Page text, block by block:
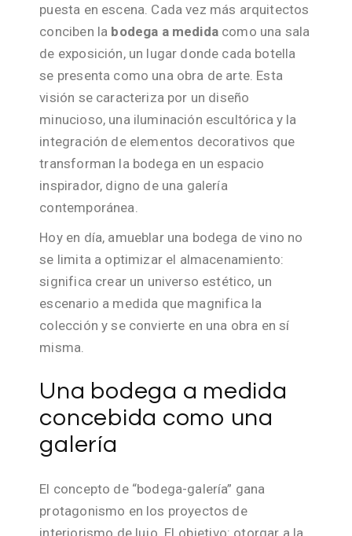
puesta en escena. Cada vez más arquitectos
conciben la bodega a medidacomo una sala
de exposición, un lugar donde cada botella
se presenta como una obra de arte. Esta
visión se caracteriza por un diseño
minucioso, una iluminación escultórica y la
integración de elementos decorativos que
transforman la bodega en un espacio
inspirador, digno de una galería
contemporánea.
Hoy en día, amueblar una bodega de vino no
se limita a optimizar el almacenamiento:
significa crear un universo estético, un
escenario a medida que magnifica la
colección y se convierte en una obra en sí
misma.
Una bodega a medida
concebida como una
galería
El concepto de “bodega-galería” gana
protagonismo en los proyectos de
interiorismo de lujo. El objetivo: otorgar a la